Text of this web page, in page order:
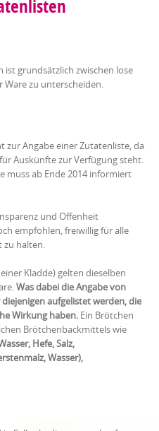
ist grundsätzlich zwischen lose
Ware zu unterscheiden.
zur Angabe einer Zutatenliste, da
Auskünfte zur Verfügung steht.
muss ab Ende 2014 informiert
und Offenheit
empfohlen, freiwillig für alle
zu halten.
Kladde) gelten dieselben
Was dabei die Angabe von
aufgelistet werden, die
Wirkung haben. Ein Brötchen
Brötchenbackmittels wie
Hefe, Salz,
Wasser),